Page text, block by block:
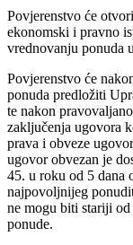
Povjerenstvo će
ekonomski i pravno
vrednovanju ponuda
Povjerenstvo će
ponuda predložiti
te nakon
zaključenja ugovora
prava i obveze
ugovor obvezan je
45. u roku od 5 dana
najpovoljnijeg
ne mogu biti stariji
ponude.